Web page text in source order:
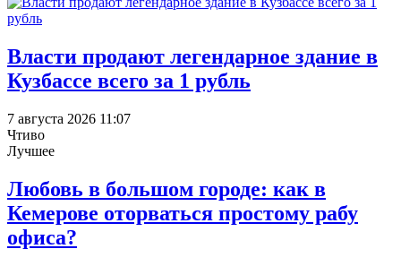
Власти продают легендарное здание в
Кузбассе всего за 1 рубль
7 августа 2026 11:07
Чтиво
Лучшее
Любовь в большом городе: как в
Кемерове оторваться простому рабу
офиса?